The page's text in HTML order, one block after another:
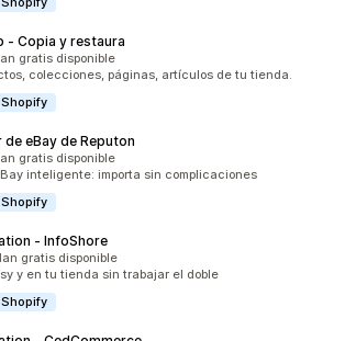
‑ Copia y restaura
total
gratis disponible
colecciones, páginas, artículos de tu tienda.
eBay de Reputon
total
gratis disponible
inteligente: importa sin complicaciones
‑ InfoShore
total
gratis disponible
y en tu tienda sin trabajar el doble